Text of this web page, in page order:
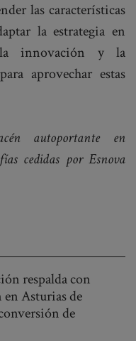
las características
la estrategia en
la innovación y la
aprovechar estas
autoportante en
cedidas por Esnova
respalda con
Asturias de
de